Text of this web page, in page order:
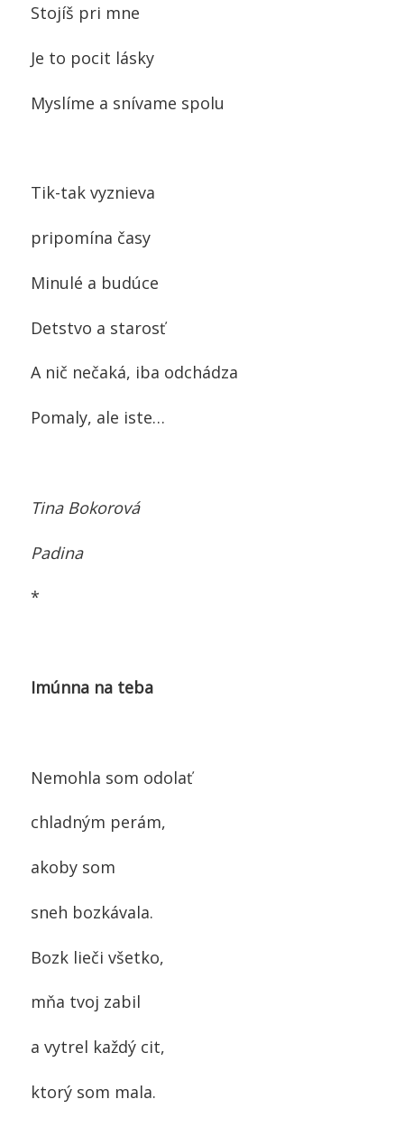
Stojíš pri mne
Je to pocit lásky
Myslíme a snívame spolu
Tik-tak vyznieva
pripomína časy
Minulé a budúce
Detstvo a starosť
A nič nečaká, iba odchádza
Pomaly, ale iste…
Tina Bokorová
Padina
*
Imúnna na teba
Nemohla som odolať
chladným perám,
akoby som
sneh bozkávala.
Bozk lieči všetko,
mňa tvoj zabil
a vytrel každý cit,
ktorý som mala.